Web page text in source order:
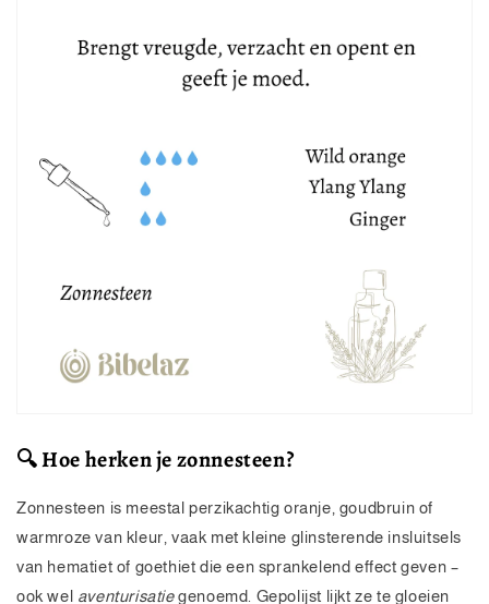
🔍 Hoe herken je zonnesteen?
Zonnesteen is meestal perzikachtig oranje, goudbruin of
warmroze van kleur, vaak met kleine glinsterende insluitsels
van hematiet of goethiet die een sprankelend effect geven –
ook wel aventurisatiegenoemd. Gepolijst lijkt ze te gloeien